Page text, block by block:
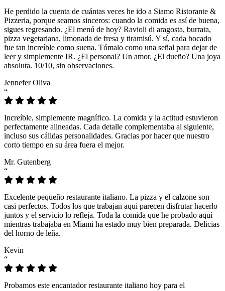
He perdido la cuenta de cuántas veces he ido a Siamo Ristorante &
Pizzeria, porque seamos sinceros: cuando la comida es así de buena,
sigues regresando. ¿El menú de hoy? Ravioli di aragosta, burrata,
pizza vegetariana, limonada de fresa y tiramisú. Y sí, cada bocado
fue tan increíble como suena. Tómalo como una señal para dejar de
leer y simplemente IR. ¿El personal? Un amor. ¿El dueño? Una joya
absoluta. 10/10, sin observaciones.
Jennefer Oliva
“
Increíble, simplemente magnífico. La comida y la actitud estuvieron
perfectamente alineadas. Cada detalle complementaba al siguiente,
incluso sus cálidas personalidades. Gracias por hacer que nuestro
corto tiempo en su área fuera el mejor.
Mr. Gutenberg
“
Excelente pequeño restaurante italiano. La pizza y el calzone son
casi perfectos. Todos los que trabajan aquí parecen disfrutar hacerlo
juntos y el servicio lo refleja. Toda la comida que he probado aquí
mientras trabajaba en Miami ha estado muy bien preparada. Delicias
del horno de leña.
Kevin
“
Probamos este encantador restaurante italiano hoy para el